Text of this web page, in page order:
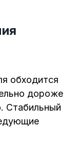
обходится
дороже
Стабильный